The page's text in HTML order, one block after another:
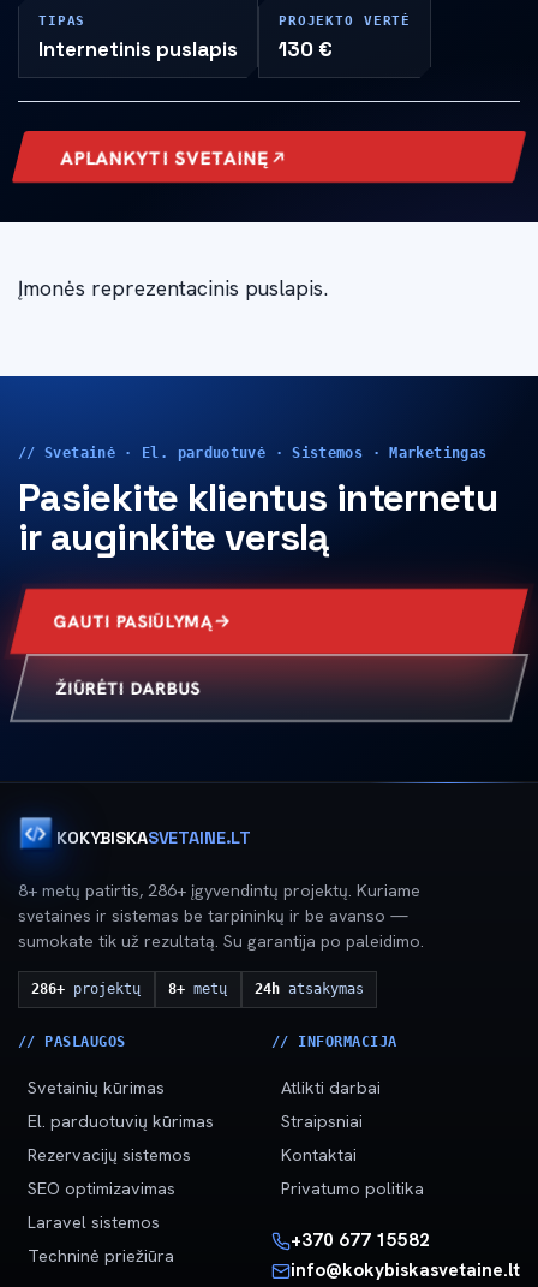
TIPAS
Internetinis puslapis
PROJEKTO VERTĖ
130 €
APLANKYTI SVETAINĘ
Įmonės reprezentacinis puslapis.
// Svetainė · El. parduotuvė · Sistemos · Marketingas
Pasiekite klientus internetu
ir auginkite verslą
GAUTI PASIŪLYMĄ
ŽIŪRĖTI DARBUS
KOKYBISKASVETAINE.LT
8+ metų patirtis, 286+ įgyvendintų projektų. Kuriame
svetaines ir sistemas be tarpininkų ir be avanso —
sumokate tik už rezultatą. Su garantija po paleidimo.
286+ projektų 8+ metų 24hatsakymas
// PASLAUGOS
Svetainių kūrimas
El. parduotuvių kūrimas
Rezervacijų sistemos
SEO optimizavimas
Laravel sistemos
Techninė priežiūra
// INFORMACIJA
Atlikti darbai
Straipsniai
Kontaktai
Privatumo politika
+370 677 15582
info@kokybiskasvetaine.lt